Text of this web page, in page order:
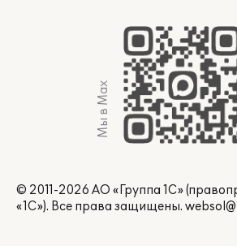
Мы в Max
© 2011-2026 АО «Группа 1С»
«1С»). Все права защищены.